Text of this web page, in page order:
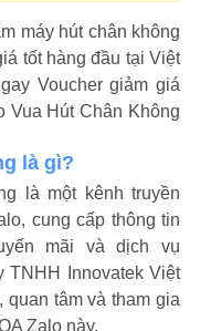
máy hút chân không
tốt hàng đầu tại Việt
Voucher giảm giá
Vua Hút Chân Không
là gì?
là một kênh truyền
cung cấp thông tin
mãi và dịch vụ
TNHH Innovatek Việt
quan tâm và tham gia
Zalo này.